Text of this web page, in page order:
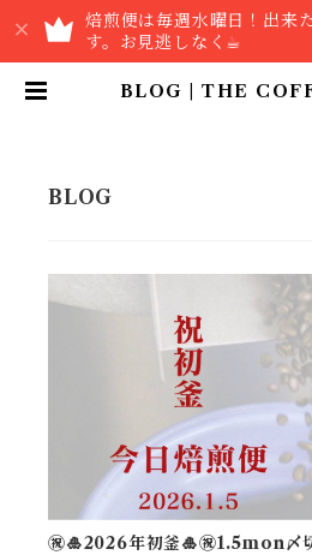
焙煎便は毎週水曜日！出来
す。お見逃しなく☕︎
BLOG | THE
㊗️🎍2026年初釜🎍㊗️1.5mon〆